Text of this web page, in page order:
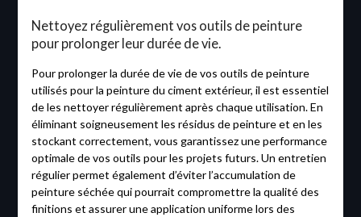
Nettoyez régulièrement vos outils de peinture
pour prolonger leur durée de vie.
Pour prolonger la durée de vie de vos outils de peinture
utilisés pour la peinture du ciment extérieur, il est essentiel
de les nettoyer régulièrement après chaque utilisation. En
éliminant soigneusement les résidus de peinture et en les
stockant correctement, vous garantissez une performance
optimale de vos outils pour les projets futurs. Un entretien
régulier permet également d’éviter l’accumulation de
peinture séchée qui pourrait compromettre la qualité des
finitions et assurer une application uniforme lors des